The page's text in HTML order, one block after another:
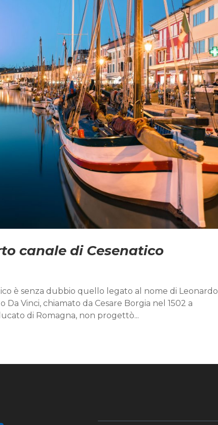
canale di Cesenatico
è senza dubbio quello legato al nome di Leonardo
Vinci, chiamato da Cesare Borgia nel 1502 a
di Romagna, non progettò...